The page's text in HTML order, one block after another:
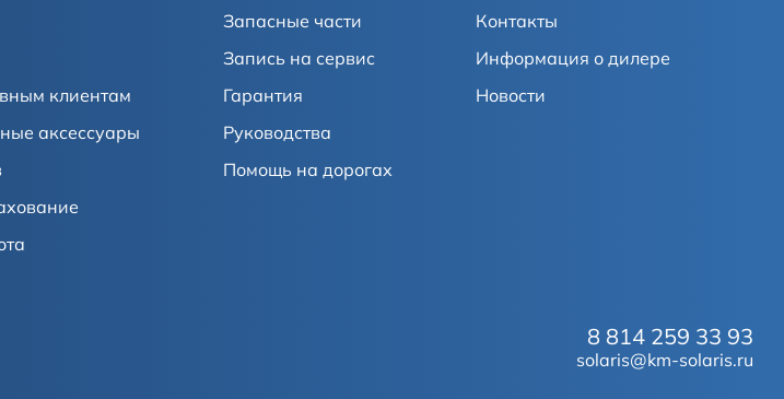
клиентам
аксессуары
Запасные части
Запись на сервис
Гарантия
Руководства
Помощь на дорогах
Контакты
Информация о дилере
Новости
8 814 259 33 93
solaris@km-solaris.ru